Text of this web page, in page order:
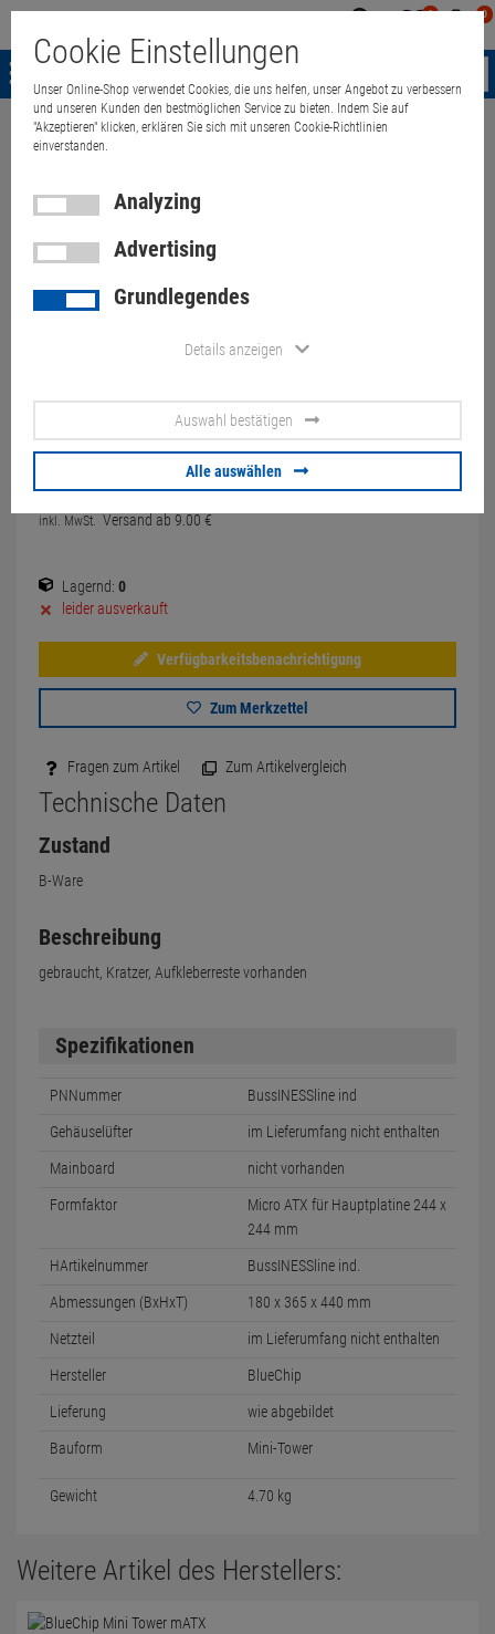
0 0
Menü
Weiter einkaufen
BlueChip Mini Tower Gehäuse
für mATX Mainboards
Frontkabel + Chassis Intrusion
10070460
15.00 €
inkl. MwSt. Versand ab 9. 00 €
Lagernd: 0
leider ausverkauft
Verfügbarkeitsbenachrichtigung
Zum Merkzettel
Fragen zum Artikel Zum Artikelvergleich
Technische Daten
Zustand
B-Ware
Beschreibung
gebraucht, Kratzer, Aufkleberreste vorhanden
Spezifikationen
PNNummer BussINESSline ind
Gehäuselüfter im Lieferumfang nicht enthalten
Mainboard nicht vorhanden
Formfaktor
Micro ATX für Hauptplatine 244 x
244 mm
HArtikelnummer BussINESSline ind.
Abmessungen (BxHxT) 180 x 365 x 440 mm
Netzteil im Lieferumfang nicht enthalten
Hersteller BlueChip
Lieferung wie abgebildet
Bauform Mini-Tower
Gewicht 4.70 kg
Weitere Artikel des Herstellers:
Cookie Einstellungen
Unser Online-Shop verwendet Cookies, die uns helfen, unser Angebot zu verbessern
und unseren Kunden den bestmöglichen Service zu bieten. Indem Sie auf
"Akzeptieren" klicken, erklären Sie sich mit unseren Cookie-Richtlinien
einverstanden.
Analyzing
Advertising
Grundlegendes
Details anzeigen
Auswahl bestätigen
Alle auswählen